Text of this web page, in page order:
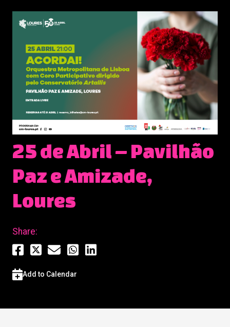
25 de Abril – Pavilhão
Paz e Amizade,
Loures
Share:
Add to Calendar